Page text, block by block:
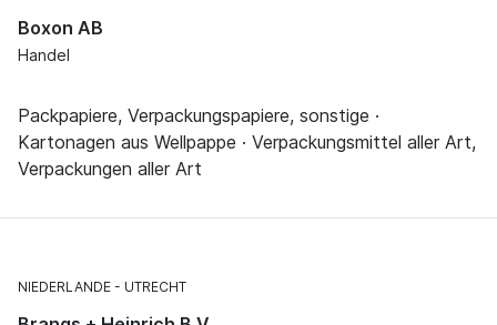
Boxon AB
Handel
Packpapiere, Verpackungspapiere, sonstige ·
Kartonagen aus Wellpappe · Verpackungsmittel aller Art,
Verpackungen aller Art
NIEDERLANDE UTRECHT